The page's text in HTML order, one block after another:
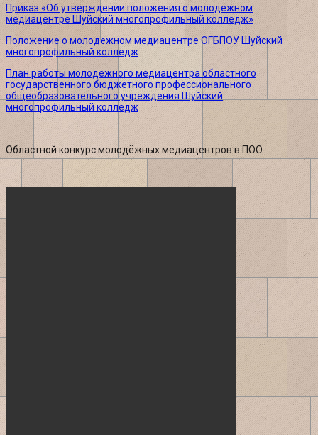
Приказ «Об утверждении положения о молодежном
медиацентре Шуйский многопрофильный колледж»
Положение о молодежном медиацентре ОГБПОУ Шуйский
многопрофильный колледж
План работы молодежного медиацентра областного
государственного бюджетного профессионального
общеобразовательного учреждения Шуйский
многопрофильный колледж
Областной конкурс молодёжных медиацентров в ПОО